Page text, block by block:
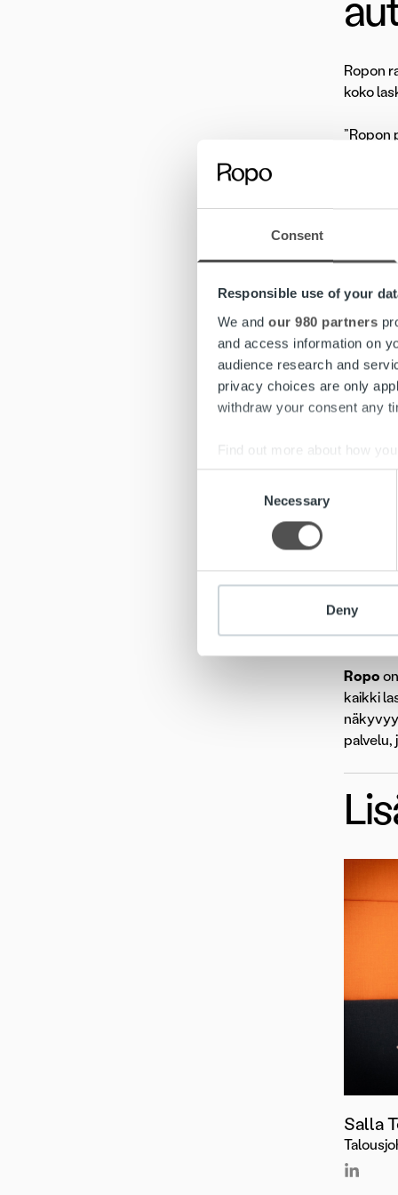
Consent
Responsible use of your
We and our 980 partners
and access information on
audience research and
privacy choices are only
withdraw your consent any
Find out more about how
We use cookies to
information about your use
other information that
Necessary
Deny
Ropon
koko
”Ropon
Osana
Ropo
kaikki
palvelu,
Salla